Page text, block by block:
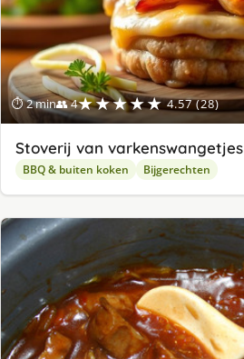
⏱ 2 min👥 4★★★★★ 4.57 (28)
Stoverij van varkenswangetjes
BBQ & buiten koken Bijgerechten